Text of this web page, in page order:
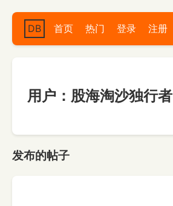
DB 首页 热门 登录 注册
用户：股海淘沙独行者
发布的帖子